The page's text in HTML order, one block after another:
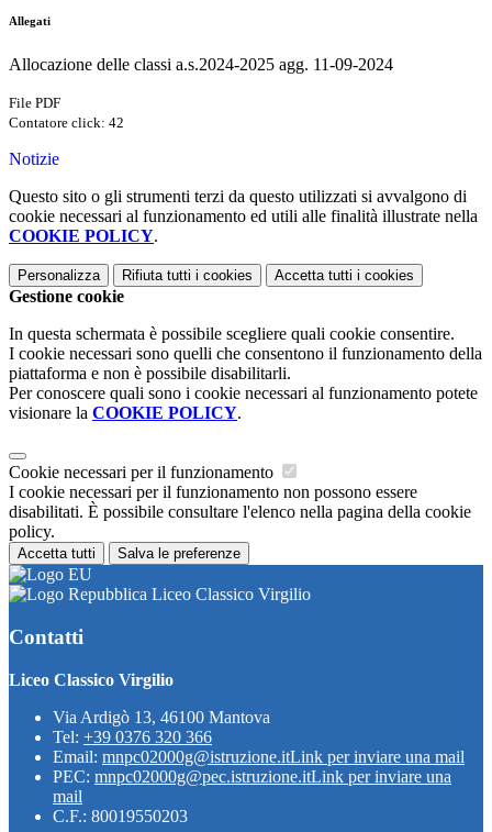
Allegati
Allocazione delle classi a.s.2024-2025 agg. 11-09-2024
File PDF
Contatore click: 42
Notizie
Questo sito o gli strumenti terzi da questo utilizzati si avvalgono di
cookie necessari al funzionamento ed utili alle finalità illustrate nella
COOKIE POLICY.
Personalizza Rifiuta tutti i cookies Accetta tutti i cookies
Gestione cookie
In questa schermata è possibile scegliere quali cookie consentire.
I cookie necessari sono quelli che consentono il funzionamento della
piattaforma e non è possibile disabilitarli.
Per conoscere quali sono i cookie necessari al funzionamento potete
visionare la COOKIE POLICY.
Cookie necessari per il funzionamento
I cookie necessari per il funzionamento non possono essere
disabilitati. È possibile consultare l'elenco nella pagina della cookie
policy.
Accetta tutti Salva le preferenze
Liceo Classico Virgilio
Contatti
Liceo Classico Virgilio
Via Ardigò 13, 46100 Mantova
Tel: +39 0376 320 366
Email: mnpc02000g@istruzione.itLink per inviare una mail
PEC: mnpc02000g@pec.istruzione.itLink per inviare una
mail
C.F.: 80019550203